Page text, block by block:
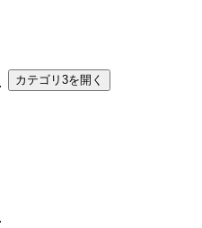
カテゴリ3を開く